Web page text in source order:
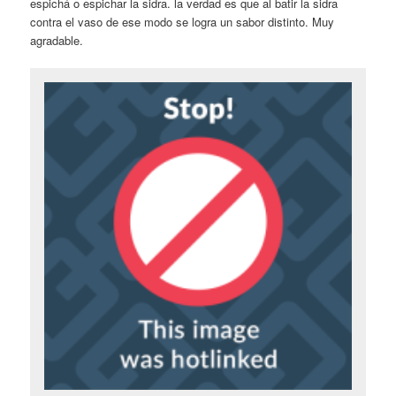
contra el vaso de ese modo se logra un sabor distinto. Muy
agradable.